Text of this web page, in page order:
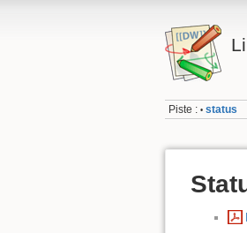
Piste : • status